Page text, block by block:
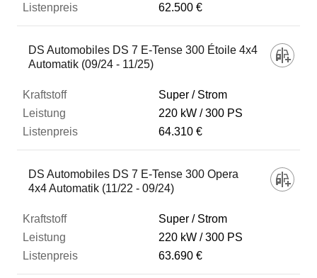
62.500 €
DS Automobiles DS 7 E-Tense 300 Étoile 4x4
Automatik (09/24 - 11/25)
Super / Strom
220 kW
300 PS
64.310 €
DS Automobiles DS 7 E-Tense 300 Opera
4x4 Automatik (11/22 - 09/24)
Super / Strom
220 kW
300 PS
63.690 €